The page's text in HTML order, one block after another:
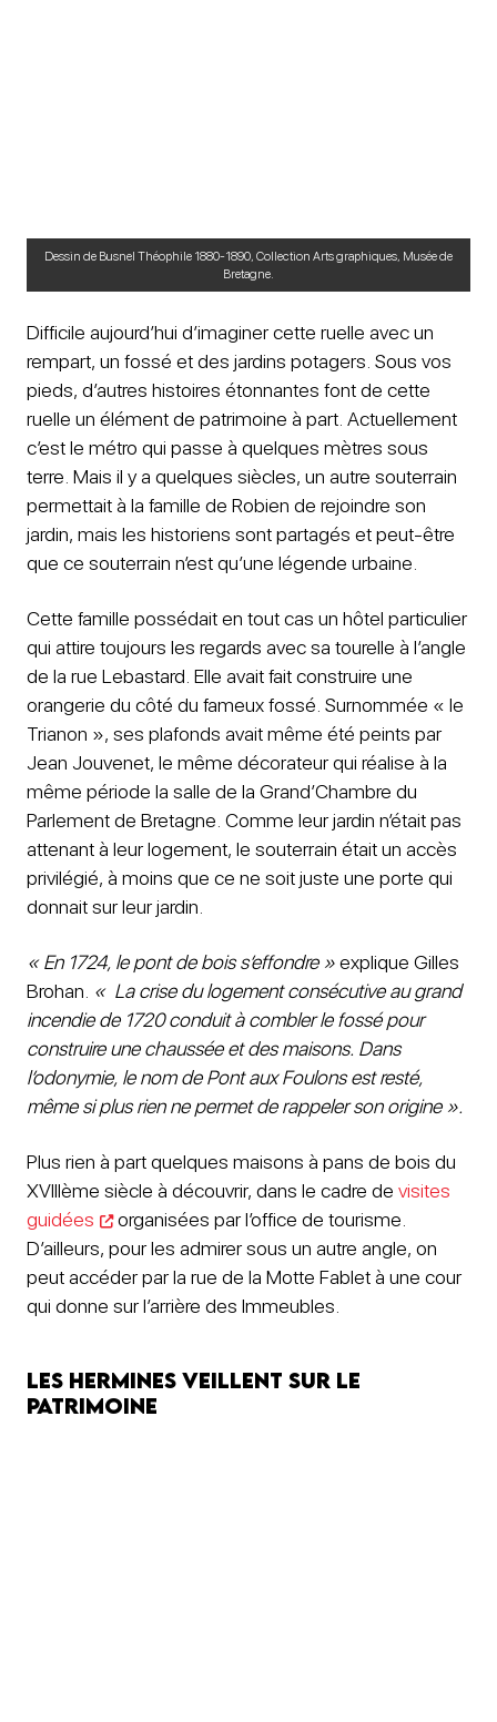
Dessin de Busnel Théophile 1880-1890, Collection Arts graphiques, Musée de
Bretagne.
Difficile aujourd’hui d’imaginer cette ruelle avec un
rempart, un fossé et des jardins potagers. Sous vos
pieds, d’autres histoires étonnantes font de cette
ruelle un élément de patrimoine à part. Actuellement
c’est le métro qui passe à quelques mètres sous
terre. Mais il y a quelques siècles, un autre souterrain
permettait à la famille de Robien de rejoindre son
jardin, mais les historiens sont partagés et peut-être
que ce souterrain n’est qu’une légende urbaine.
Cette famille possédait en tout cas un hôtel particulier
qui attire toujours les regards avec sa tourelle à l’angle
de la rue Lebastard. Elle avait fait construire une
orangerie du côté du fameux fossé. Surnommée « le
Trianon », ses plafonds avait même été peints par
Jean Jouvenet, le même décorateur qui réalise à la
même période la salle de la Grand’Chambre du
Parlement de Bretagne. Comme leur jardin n’était pas
attenant à leur logement, le souterrain était un accès
privilégié, à moins que ce ne soit juste une porte qui
donnait sur leur jardin.
« En 1724, le pont de bois s’effondre »explique Gilles
Brohan. « La crise du logement consécutive au grand
incendie de 1720 conduit à combler le fossé pour
construire une chaussée et des maisons. Dans
l’odonymie, le nom de Pont aux Foulons est resté,
même si plus rien ne permet de rappeler son origine ».
Plus rien à part quelques maisons à pans de bois du
XVIIIème siècle à découvrir, dans le cadre de visites
guidées
organisées par l’office de tourisme.
D’ailleurs, pour les admirer sous un autre angle, on
peut accéder par la rue de la Motte Fablet à une cour
qui donne sur l’arrière des Immeubles.
Les hermines veillent sur le
patrimoine